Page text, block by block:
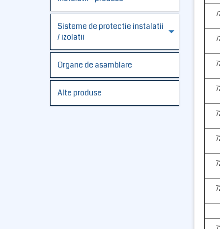
Sisteme de protectie instalatii
/ izolatii
Organe de asamblare
Alte produse